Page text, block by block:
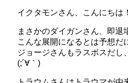
イクタモンさん、こんにちは！
まさかのダイガンさん、即退
こんな展開になるとは予想だ
ジョージさんもラスボスだし
(;´∀｀)